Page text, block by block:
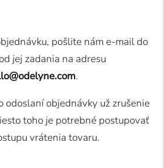
pošlite nám e-mail do
jej zadania na adresu
.
odoslaní objednávky už zrušenie
toho je potrebné postupovať
vrátenia tovaru.